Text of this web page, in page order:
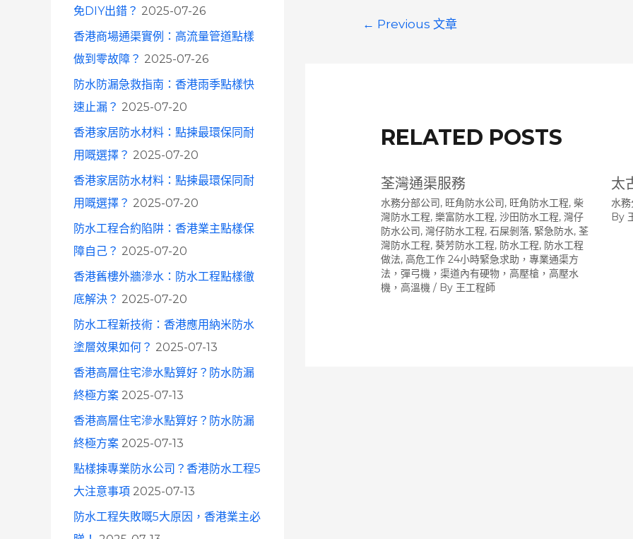
免DIY出錯？ 2025-07-26
香港商場通渠實例：高流量管道點樣
做到零故障？ 2025-07-26
防水防漏急救指南：香港雨季點樣快
速止漏？ 2025-07-20
香港家居防水材料：點揀最環保同耐
用嘅選擇？ 2025-07-20
香港家居防水材料：點揀最環保同耐
用嘅選擇？ 2025-07-20
防水工程合約陷阱：香港業主點樣保
障自己？ 2025-07-20
香港舊樓外牆滲水：防水工程點樣徹
底解決？ 2025-07-20
防水工程新技術：香港應用納米防水
塗層效果如何？ 2025-07-13
香港高層住宅滲水點算好？防水防漏
終極方案 2025-07-13
香港高層住宅滲水點算好？防水防漏
終極方案 2025-07-13
點樣揀專業防水公司？香港防水工程5
大注意事項 2025-07-13
防水工程失敗嘅5大原因，香港業主必
← Previous 文章
RELATED POSTS
荃灣通渠服務
水務分部公司, 旺角防水公司, 旺角防水工程, 柴
灣防水工程, 樂富防水工程, 沙田防水工程, 灣仔
防水公司, 灣仔防水工程, 石屎剝落, 緊急防水, 荃
灣防水工程, 葵芳防水工程, 防水工程, 防水工程
做法, 高危工作 24小時緊急求助，專業通渠方
法，彈弓機，渠道內有硬物，高壓槍，高壓水
機，高溫機/ By 王工程師
太
水
By